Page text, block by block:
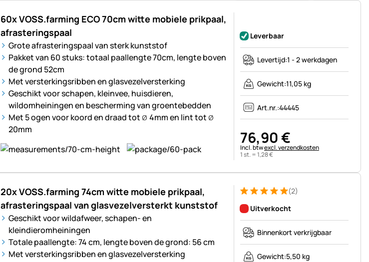
60x VOSS.farming ECO 70cm witte mobiele prikpaal,
afrasteringspaal
Grote afrasteringspaal van sterk kunststof
Pakket van 60 stuks: totaal paallengte 70cm, lengte boven
de grond 52cm
Met versterkingsribben en glasvezelversterking
Geschikt voor schapen, kleinvee, huisdieren,
wildomheiningen en bescherming van groentebedden
Met 5 ogen voor koord en draad tot Ø 4mm en lint tot Ø
20mm
Leverbaar
Levertijd:1 - 2 werkdagen
Gewicht:11,05 kg
Art.nr.:44445
76,90€
Belastinginformatie:
Incl. btwexcl. verzendkosten
1 st. =1,28€
20x VOSS.farming 74cm witte mobiele prikpaal,
afrasteringspaal van glasvezelversterkt kunststof
Geschikt voor wildafweer, schapen- en
kleindieromheiningen
Totale paallengte: 74 cm, lengte boven de grond: 56 cm
Met versterkingsribben en glasvezelversterking
Beoordeling: 5 van 5 (2 beoordelingen)
2 Bewertungen (2)
Uitverkocht
Binnenkort verkrijgbaar
Gewicht:5,50 kg